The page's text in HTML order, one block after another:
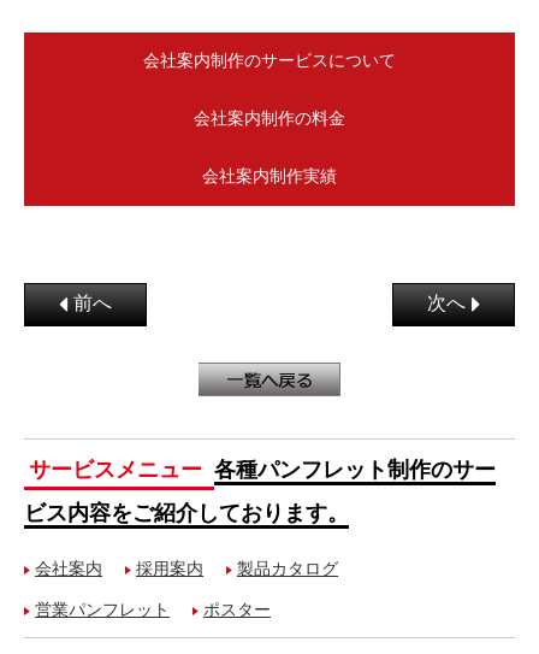
会社案内制作のサービスについて
会社案内制作の料金
会社案内制作実績
前へ 次へ
サービスメニュー 各種パンフレット制作のサー
ビス内容をご紹介しております。
会社案内 採用案内 製品カタログ
営業パンフレット ポスター